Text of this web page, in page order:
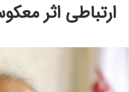
ارتباطی اثر